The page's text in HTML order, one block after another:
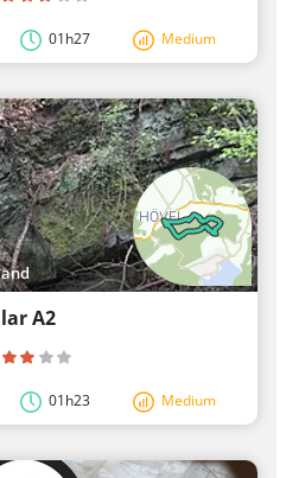
01h27 Medium
A2
01h23 Medium